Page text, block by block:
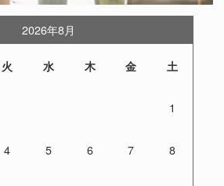
2026年8月
火 水 木 金 土
1
4 5 6 7 8